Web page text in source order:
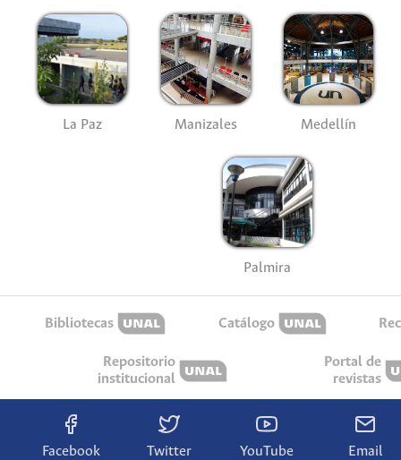
La Paz Manizales Medellín
Palmira
Bibliotecas Catálogo
Repositorio
institucional
Portal de
revistas
Facebook Twitter YouTube Email